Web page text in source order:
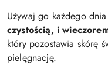
Używaj go każdego
czystością, i
który pozostawia skórę
pielęgnację.